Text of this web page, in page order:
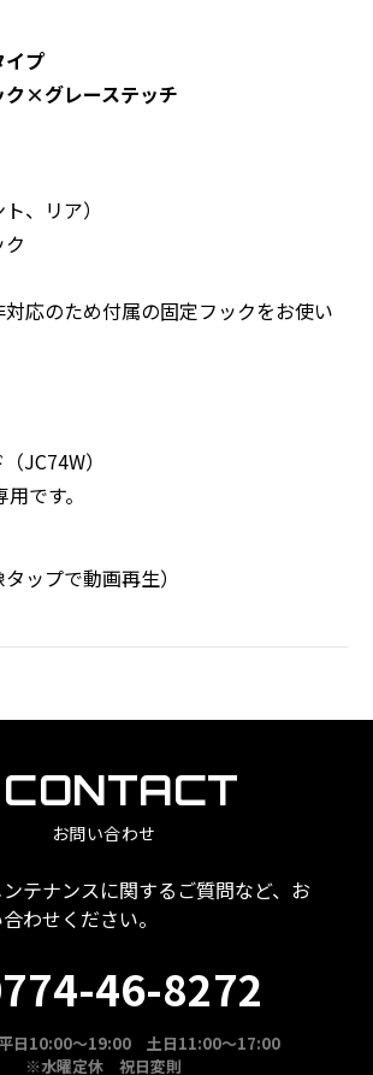
イプ
ク×グレーステッチ
、リア）
応のため付属の固定フックをお使い
JC74W）
です。
ップで動画再生）
CONTACT
お問い合わせ
テナンスに関するご質問など、お
わせください。
46-8272
日10:00～19:00 土日11:00～17:00
※水曜定休 祝日変則